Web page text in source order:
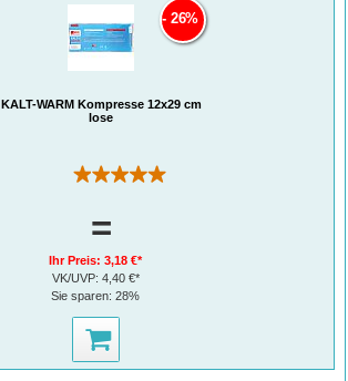
KALT-WARM Kompresse 12x29 cm
lose
(1)
26%
=
Ihr Preis:3,18 €*
VK/UVP: 4,40 €*
Sie sparen:28%